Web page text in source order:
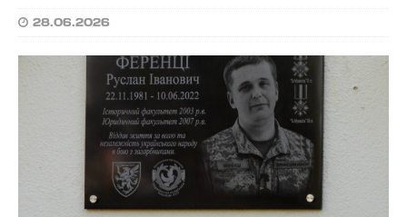
28.06.2026